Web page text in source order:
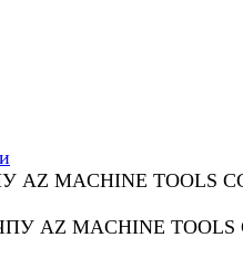
AZ MACHINE TOOLS